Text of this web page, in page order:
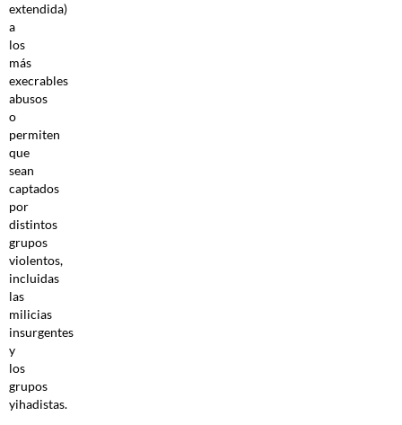
extendida)
a
los
más
execrables
abusos
o
permiten
que
sean
captados
por
distintos
grupos
violentos,
incluidas
las
milicias
insurgentes
y
los
grupos
yihadistas.